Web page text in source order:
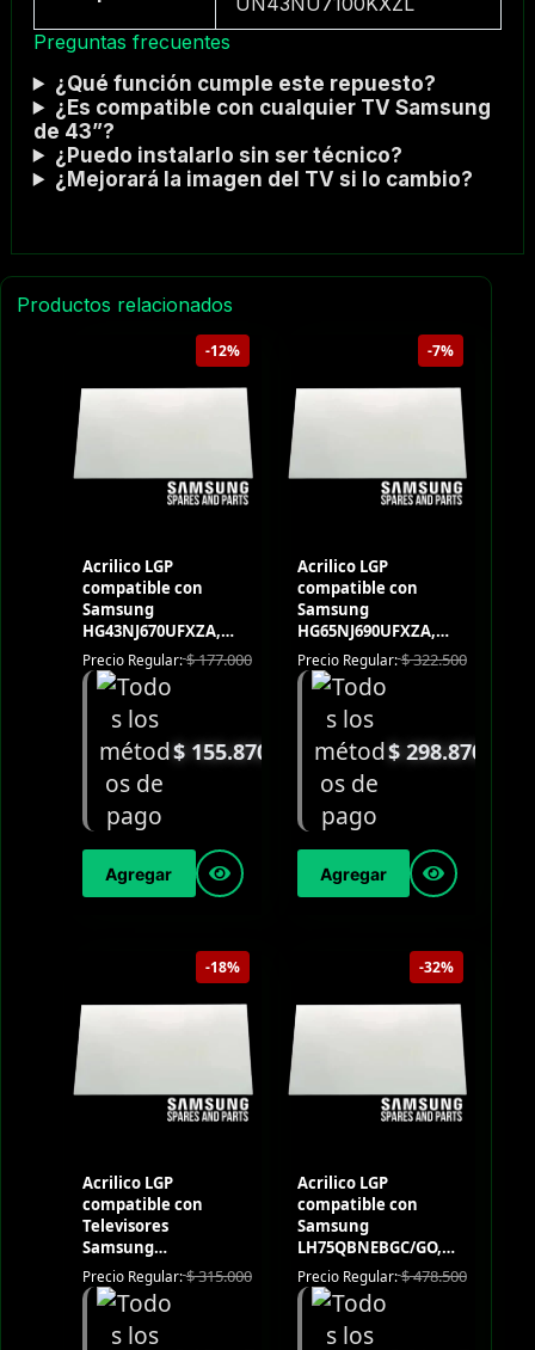
Preguntas frecuentes
¿Qué función cumple este repuesto?
¿Es compatible con cualquier TV Samsung
de 43”?
¿Puedo instalarlo sin ser técnico?
¿Mejorará la imagen del TV si lo cambio?
Productos relacionados
-12%
Acrilico LGP
compatible con
Samsung
HG43NJ670UFXZA,
HG43NJ690UFXZA,
LH43QBNEBGC/ZA,
LH43QMNEBGC/ZA,
UN43NU7100KXZL,
UN43RU7100KXZL
Precio Regular:$177.000
$155.870
Agregar
-7%
Acrilico LGP
compatible con
Samsung
HG65NJ690UFXZA,
LH65QBNEBGC/GO,
LH65QMNEBGC/GO,
LH65WMBWBGCXZA,
LH65WMRWBGCXZA,
UN65NU7100KXZL,
UN65NU7500KXZL,
UN65RU7100KXZL,
Precio Regular:$322.500
$298.870
Agregar
-18%
Acrilico LGP
compatible con
Televisores
Samsung
UN58NU7100KXZL /
UN58RU7100KXZL
Precio Regular:$315.000
-32%
Acrilico LGP
compatible con
Samsung
LH75QBNEBGC/GO,
LH75QMNEBGC/GO,
UN75NU7100KXZL,
UN75RU7100KXZL
Precio Regular:$478.500